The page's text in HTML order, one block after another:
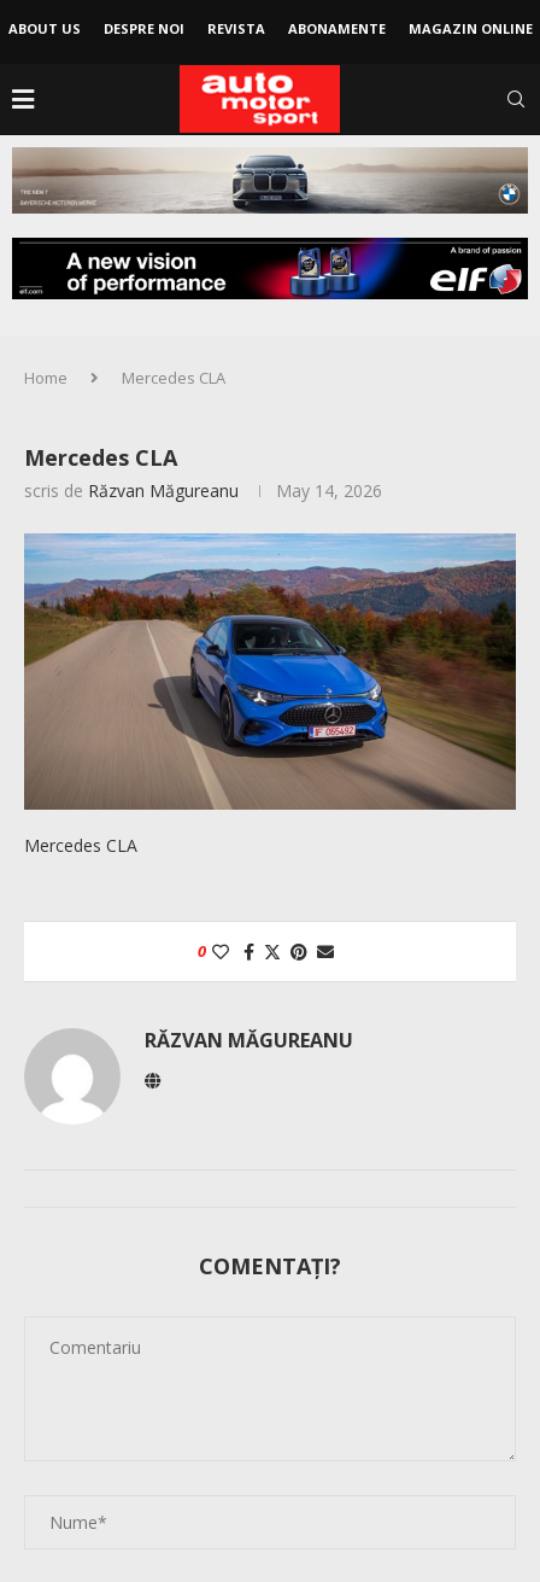
ABOUT US DESPRE NOI REVISTA ABONAMENTE MAGAZIN ONLINE
Home Mercedes CLA
Mercedes CLA
scris de Răzvan Măgureanu May 14, 2026
Mercedes CLA
0
RĂZVAN MĂGUREANU
COMENTAȚI?